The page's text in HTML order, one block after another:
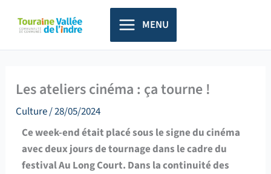
principal
MENU
Les ateliers cinéma : ça tourne !
Culture/28/05/2024
Ce week-end était placé sous le signe du cinéma
avec deux jours de tournage dans le cadre du
festival Au Long Court. Dans la continuité des